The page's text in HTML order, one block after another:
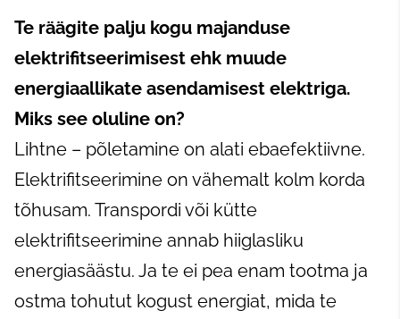
Te räägite palju kogu majanduse
elektrifitseerimisest ehk muude
energiaallikate asendamisest elektriga.
Miks see oluline on?
Lihtne – põletamine on alati ebaefektiivne.
Elektrifitseerimine on vähemalt kolm korda
tõhusam. Transpordi või kütte
elektrifitseerimine annab hiiglasliku
energiasäästu. Ja te ei pea enam tootma ja
ostma tohutut kogust energiat, mida te